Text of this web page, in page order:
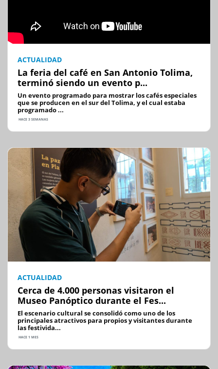
ACTUALIDAD
La feria del café en San Antonio Tolima,
terminó siendo un evento p...
Un evento programado para mostrar los cafés especiales
que se producen en el sur del Tolima, y el cual estaba
programado ...
HACE 3 SEMANAS
ACTUALIDAD
Cerca de 4.000 personas visitaron el
Museo Panóptico durante el Fes...
El escenario cultural se consolidó como uno de los
principales atractivos para propios y visitantes durante
las festivida...
HACE 1 MES